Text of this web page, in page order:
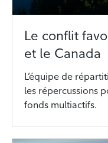
Le conflit
et le Canada
L’équipe de
les répercussions
fonds multiactifs.